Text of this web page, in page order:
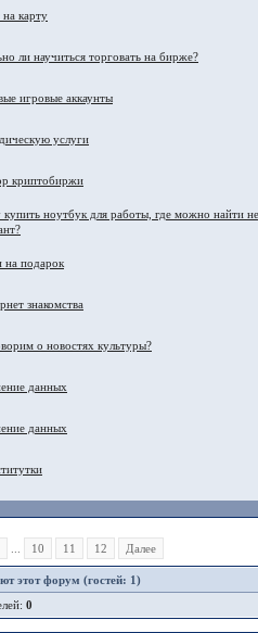
карту
ли научиться торговать на бирже?
игровые аккаунты
услуги
криптобиржи
купить ноутбук для работы, где можно найти
на подарок
знакомства
о новостях культуры?
данных
данных
10 11 12 Далее
этот форум (гостей: 1)
0